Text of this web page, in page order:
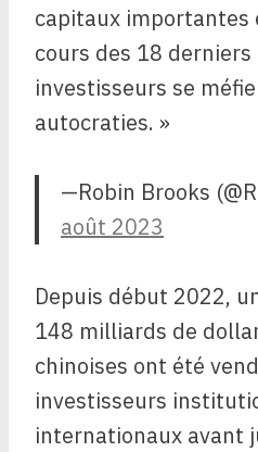
capitaux importantes
cours des 18
investisseurs se
autocraties. »
—Robin Brooks
août 2023
Depuis début 2022,
148 milliards de
chinoises ont été
investisseurs
internationaux avant